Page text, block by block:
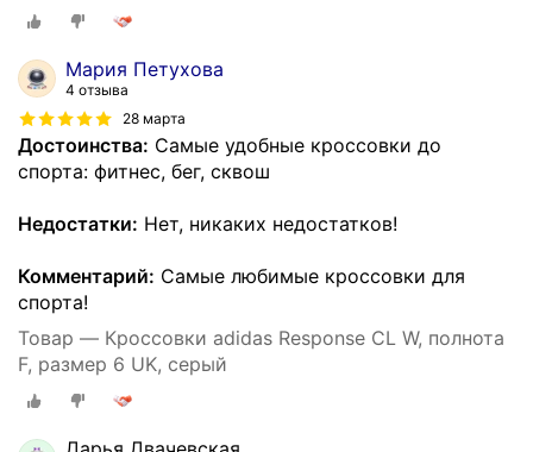
Мария Петухова
4 отзыва
28 марта
Достоинства: Самые удобные кроссовки до
спорта: фитнес, бег, сквош
Недостатки: Нет, никаких недостатков!
Комментарий: Самые любимые кроссовки для
спорта!
Товар — Кроссовки adidas Response CL W, полнота
F, размер 6 UK, серый